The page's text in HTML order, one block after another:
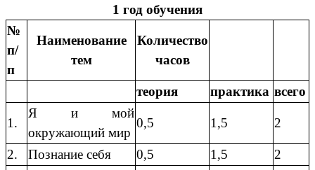
1 год обучения
№
п/
п
Наименование
тем
Количество
часов
теория практика всего
1.
Я и мой
окружающий мир
0,5 1,5 2
2. Познание себя 0,5 1,5
2